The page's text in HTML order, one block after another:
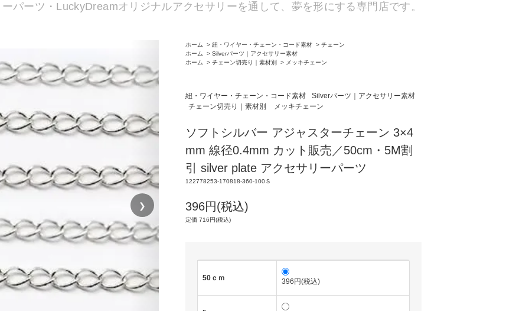
パーツ・LuckyDreamオリジナルアクセサリーを通して、夢を形にする専門店です。
❯
ホーム > 紐・ワイヤー・チェーン・コード素材 > チェーン
ホーム
> Silverパーツ｜アクセサリー素材
ホーム
> チェーン切売り｜素材別 > メッキチェーン
紐・ワイヤー・チェーン・コード素材
Silverパーツ｜アクセサリー素材
チェーン切売り｜素材別
メッキチェーン
ソフトシルバー アジャスターチェーン 3×4
mm 線径0.4mm カット販売／50cm・5M割
引 silver plate アクセサリーパーツ
122778253-170818-360-100Ｓ
396円(税込)
定価 716円(税込)
50ｃｍ 396円(税込)